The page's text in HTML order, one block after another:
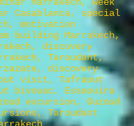
Casablanca, special
motivation
building Marrakech,
discovery
Taroudant,
discovery
visit, Tafraout
bivouac, Essaouira
excursion, Ouzoud
Taroudant